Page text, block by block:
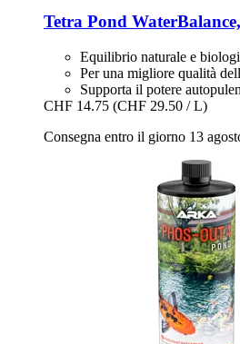
Tetra Pond
Equilibrio naturale e
Per una migliore qualità
Supporta il potere
CHF 14.75 (CHF 29.50 / L)
Consegna entro il giorno 13